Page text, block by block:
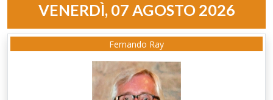
VENERDÌ, 07 AGOSTO 2026
Fernando Ray